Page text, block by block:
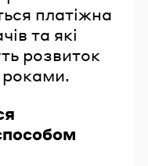
платіжна
та які
розвиток